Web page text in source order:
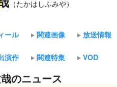
（たかはしふみや）
ール 関連画像 放送情報
演作 関連特集 VOD
のニュース